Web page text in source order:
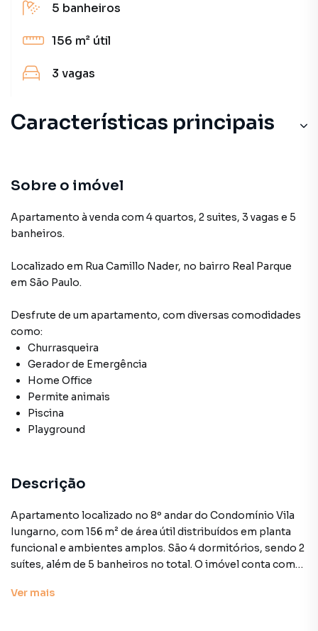
5 banheiros
156 m² útil
3 vagas
Características principais
Sobre o imóvel
Apartamento à venda com 4 quartos, 2 suites, 3 vagas e 5
banheiros.
Localizado em Rua Camillo Nader, no bairro Real Parque
em São Paulo.
Desfrute de um apartamento, com diversas comodidades
como:
Churrasqueira
Gerador de Emergência
Home Office
Permite animais
Piscina
Playground
Descrição
Apartamento localizado no 8º andar do Condomínio Vila
Iungarno, com 156 m² de área útil distribuídos em planta
funcional e ambientes amplos. São 4 dormitórios, sendo 2
suítes, além de 5 banheiros no total. O imóvel conta com
completa de serviço com banheiro, área de serviço
Ver mais